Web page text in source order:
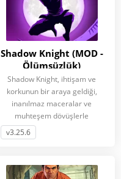
Shadow Knight (MOD -
Ölümsüzlük)
Shadow Knight, ihtişam ve
korkunun bir araya geldiği,
inanılmaz maceralar ve
muhteşem dövüşlerle
v3.25.6